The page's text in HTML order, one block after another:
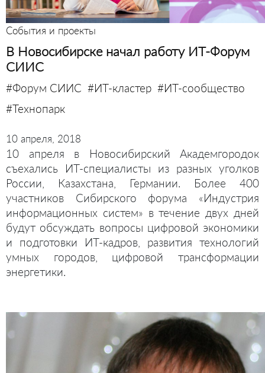
События и проекты
В Новосибирске начал работу ИТ-Форум
СИИС
#Форум СИИС #ИТ-кластер #ИТ-сообщество
#Технопарк
10 апреля, 2018
10 апреля в Новосибирский Академгородок
съехались ИТ-специалисты из разных уголков
России, Казахстана, Германии. Более 400
участников Сибирского форума «Индустрия
информационных систем» в течение двух дней
будут обсуждать вопросы цифровой экономики
и подготовки ИТ-кадров, развития технологий
умных городов, цифровой трансформации
энергетики.